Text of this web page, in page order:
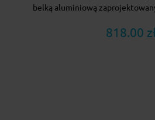
belką aluminiową
818.00